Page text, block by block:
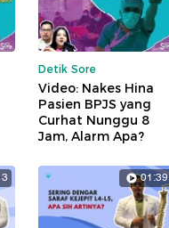
Detik Sore
Video: Nakes Hina
Pasien BPJS yang
Curhat Nunggu 8
Jam, Alarm Apa?
01:39